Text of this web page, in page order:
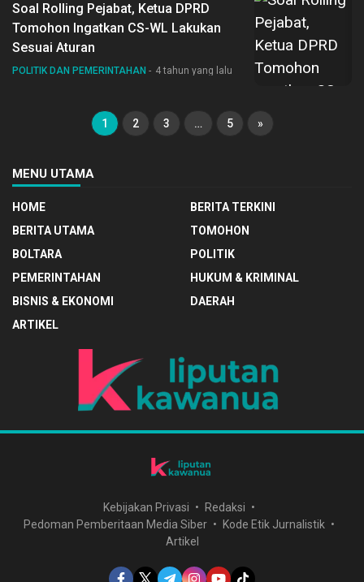
Soal Rolling Pejabat, Ketua DPRD
Tomohon Ingatkan CS-WL Lakukan
Sesuai Aturan
POLITIK DAN PEMERINTAHAN 4 tahun yang lalu
1 2 3 … 5 »
MENU UTAMA
HOME
BERITA TERKINI
BERITA UTAMA
TOMOHON
BOLTARA
POLITIK
PEMERINTAHAN
HUKUM & KRIMINAL
BISNIS & EKONOMI
DAERAH
ARTIKEL
Kebijakan Privasi
Redaksi
Pedoman Pemberitaan Media Siber
Kode Etik Jurnalistik
Artikel